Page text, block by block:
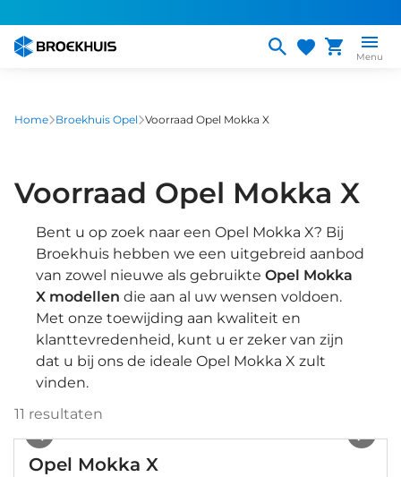
naar
gaan
Menu
Home Broekhuis Opel Voorraad Opel Mokka X
Voorraad Opel Mokka X
Bent u op zoek naar een Opel Mokka X? Bij
Broekhuis hebben we een uitgebreid aanbod
van zowel nieuwe als gebruikte Opel Mokka
X modellen die aan al uw wensen voldoen.
Met onze toewijding aan kwaliteit en
klanttevredenheid, kunt u er zeker van zijn
dat u bij ons de ideale Opel Mokka X zult
vinden.
11 resultaten
Opel Mokka X